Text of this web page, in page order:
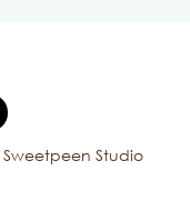
Sweetpeen Studio